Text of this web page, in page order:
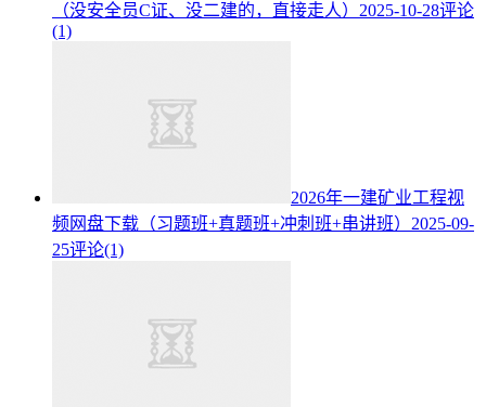
（没安全员C证、没二建的，直接走人） 2025-10-28评论
(1)
2026年一建矿业工程视
频网盘下载（习题班+真题班+冲刺班+串讲班） 2025-09-
25评论(1)